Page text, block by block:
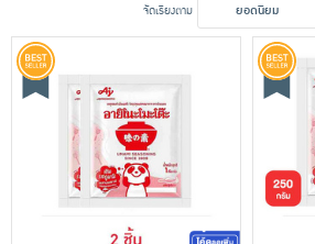
ขนมขบเคี้ยว และช็อคโกแลต
อาหารสด ผัก ผลไม้และเบเกอรี่
จัดเรียงตาม ยอดนิยม